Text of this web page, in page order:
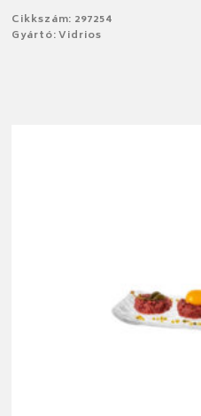
Cikkszám: 297254
Gyártó: Vidrios